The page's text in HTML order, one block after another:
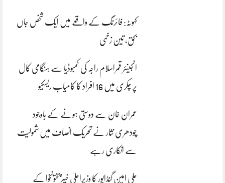
کہوٹہ: فائرنگ کے واقعے میں ایک شخص جاں
بحق، تین زخمی
انجینئر قمراسلام راجہ کی کمبوڈیا سے ہنگامی کال
پر چکری میں 16 افراد کا کامیاب ریسکیو
عمران خان سے دوستی ہونے کے باوجود
چودھری نثار نے تحریک انصاف میں شمولیت
سے انکاری رہے
علی امین گنڈاپور کا وزیراعلیٰ خیبرپختونخوا کے